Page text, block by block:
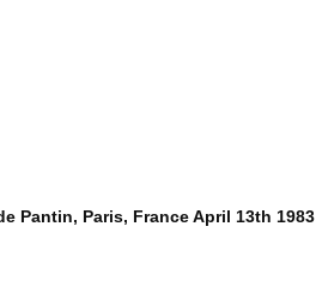
Pantin, Paris, France April 13th 1983